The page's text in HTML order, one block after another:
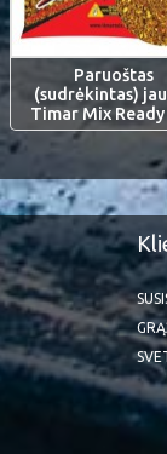
Paruoštas
(sudrėkintas)
Timar Mix